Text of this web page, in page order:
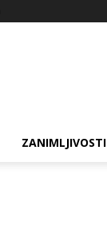
ZANIMLJIVOSTI